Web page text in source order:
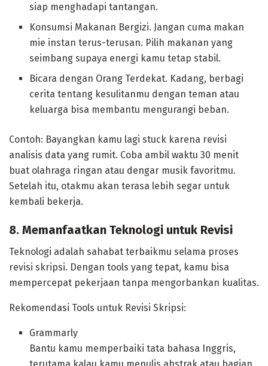
siap menghadapi tantangan.
Konsumsi Makanan Bergizi. Jangan cuma makan
mie instan terus-terusan. Pilih makanan yang
seimbang supaya energi kamu tetap stabil.
Bicara dengan Orang Terdekat. Kadang, berbagi
cerita tentang kesulitanmu dengan teman atau
keluarga bisa membantu mengurangi beban.
Contoh: Bayangkan kamu lagi stuck karena revisi
analisis data yang rumit. Coba ambil waktu 30 menit
buat olahraga ringan atau dengar musik favoritmu.
Setelah itu, otakmu akan terasa lebih segar untuk
kembali bekerja.
8. Memanfaatkan Teknologi untuk Revisi
Teknologi adalah sahabat terbaikmu selama proses
revisi skripsi. Dengan tools yang tepat, kamu bisa
mempercepat pekerjaan tanpa mengorbankan kualitas.
Rekomendasi Tools untuk Revisi Skripsi:
Grammarly
Bantu kamu memperbaiki tata bahasa Inggris,
terutama kalau kamu menulis abstrak atau bagian